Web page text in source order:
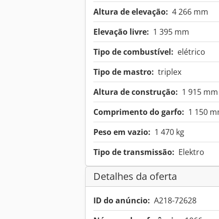
Altura de elevação: 4 266 mm
Elevação livre: 1 395 mm
Tipo de combustível: elétrico
Tipo de mastro: triplex
Altura de construção: 1 915 mm
Comprimento do garfo: 1 150
Peso em vazio: 1 470 kg
Tipo de transmissão: Elektro
Detalhes da oferta
ID do anúncio: A218-72628